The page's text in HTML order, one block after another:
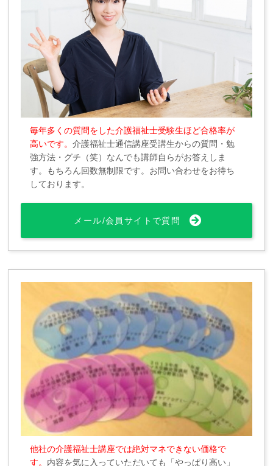
毎年多くの質問をした介護福祉士受験生ほど合格率が
高いです。介護福祉士通信講座受講生からの質問・勉
強方法・グチ（笑）なんでも講師自らがお答えしま
す。もちろん回数無制限です。お問い合わせをお待ち
しております。
メール/会員サイトで質問
他社の介護福祉士講座では絶対マネできない価格で
す。 内容を気に入っていただいても「やっぱり高い」